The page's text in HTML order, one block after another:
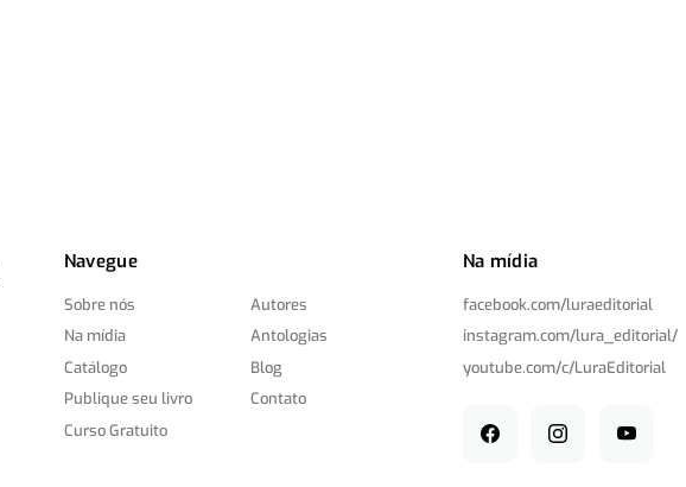
Navegue
Sobre nós
Na mídia
Catálogo
Publique seu livro
Curso Gratuito
Autores
Antologias
Blog
Contato
Na mídia
facebook.com/luraeditorial
instagram.com/lura_editorial/
youtube.com/c/LuraEditorial